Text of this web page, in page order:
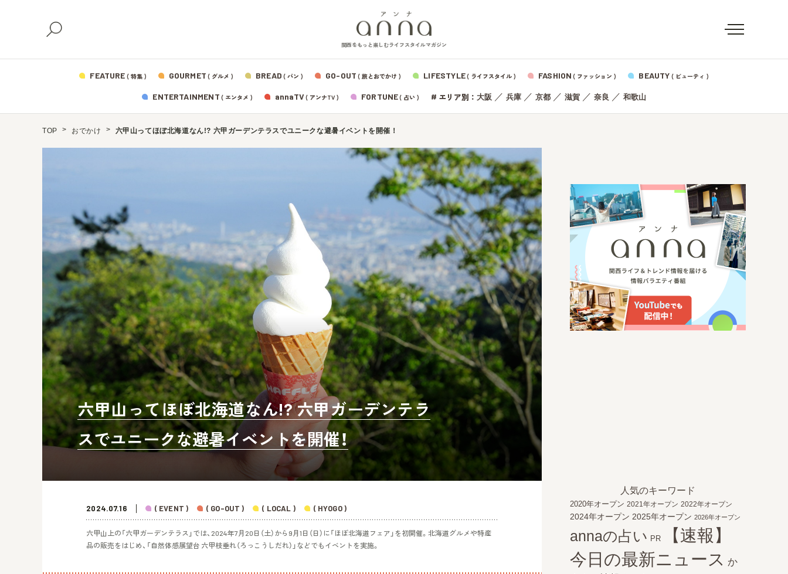
関西をもっと楽しむライフスタイルマガジン
FEATURE ( 特集 ) GOURMET ( グルメ ) BREAD ( パン ) GO-OUT ( 旅とおでかけ ) LIFESTYLE( ライフスタイル ) FASHION ( ファッション ) BEAUTY ( ビューティ )
ENTERTAINMENT ( エンタメ ) annaTV( アンナTV ) FORTUNE( 占い ) # エリア別： 大阪 ／ 兵庫／ 京都／ 滋賀／ 奈良 ／ 和歌山
TOP おでかけ 六甲山ってほぼ北海道なん!? 六甲ガーデンテラスでユニークな避暑イベントを開催！
六甲山ってほぼ北海道なん!? 六甲ガーデンテラ
スでユニークな避暑イベントを開催！
2024.07.16 ( EVENT ) ( GO-OUT ) ( LOCAL ) ( HYOGO )
六甲山上の「六甲ガーデンテラス」では、2024年7月20日（土）から9月1日（日）に「ほぼ北海道フェア」を初開催。北海道グルメや特産
品の販売をはじめ、「自然体感展望台 六甲枝垂れ（ろっこうしだれ）」などでもイベントを実施。
人気のキーワード
2020年オープン 2021年オープン 2022年オープン
2024年オープン 2025年オープン 2026年オープン
annaの占い PR
【速報】
今日の最新ニュース か